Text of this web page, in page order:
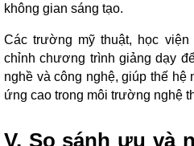
không gian sáng tạo.
Các trường mỹ thuật, học
chỉnh chương trình giảng dạy
nghề và công nghệ, giúp thế hệ
ứng cao trong môi trường nghệ
V. So sánh ưu và